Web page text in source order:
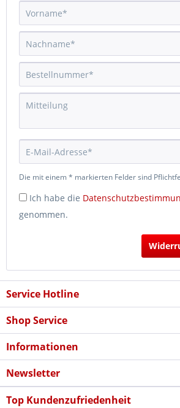
Die mit einem * markierten Felder sind
Ich habe die
genommen.
Service Hotline
Shop Service
Informationen
Newsletter
Top Kundenzufriedenheit